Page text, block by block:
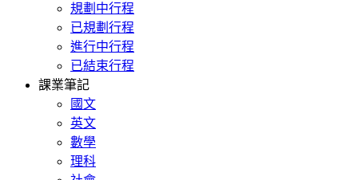
規劃中行程
已規劃行程
進行中行程
已結束行程
課業筆記
國文
英文
數學
理科